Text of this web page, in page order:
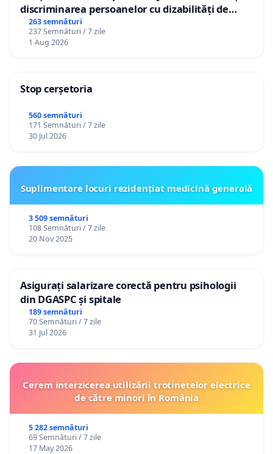
discriminarea persoanelor cu dizabilități de
către utilizatorul TikTok „Gorici”
263 semnături
237 Semnături / 7 zile
1 Aug 2026
Stop cerșetoria
560 semnături
171 Semnături / 7 zile
30 Jul 2026
Suplimentare locuri rezidențiat medicină generală
3 509 semnături
108 Semnături / 7 zile
20 Nov 2025
Asigurați salarizare corectă pentru psihologii
din DGASPC și spitale
189 semnături
70 Semnături / 7 zile
31 Jul 2026
Cerem interzicerea utilizării trotinetelor electrice
de către minori în România
5 282 semnături
69 Semnături / 7 zile
17 May 2026